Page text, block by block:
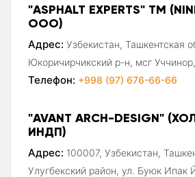
"ASPHALT EXPERTS" ТМ
ООО)
Адрес: Узбекистан, Ташкентская
Юкоричирчикский р-н, мсг
Телефон: +998 (97) 676-66-66
"AVANT ARCH-DESIGN"
ИНДП)
Адрес: 100007, Узбекистан,
Улугбекский район, ул. Буюк Ипак